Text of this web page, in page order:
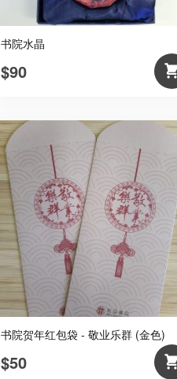
书院水晶
$90
书院贺年红包袋 - 敬业乐群 (金色)
$50